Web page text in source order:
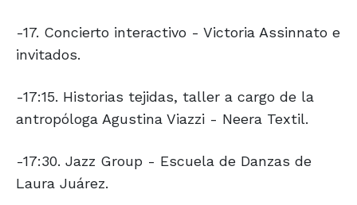
-17. Concierto interactivo - Victoria Assinnato e
invitados.
-17:15. Historias tejidas, taller a cargo de la
antropóloga Agustina Viazzi - Neera Textil.
-17:30. Jazz Group - Escuela de Danzas de
Laura Juárez.